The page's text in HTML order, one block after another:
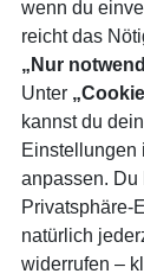
liegt ca. 200
ca. 120 km). Ein
Ajuy. Für
oder
Gebühr) und
Standard
wenn du
reicht das
„Nur
Unter
kannst du
Einstellungen
anpassen. Du
Privatsphäre-
natürlich
widerrufen –